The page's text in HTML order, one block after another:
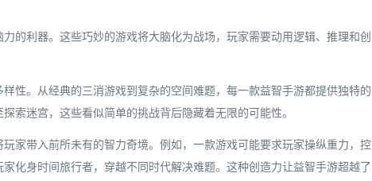
的利器。这些巧妙的游戏将大脑化为战场，玩家需要动用逻辑、推理和创
性。从经典的三消游戏到复杂的空间难题，每一款益智手游都提供独特的
索迷宫，这些看似简单的挑战背后隐藏着无限的可能性。
家带入前所未有的智力奇境。例如，一款游戏可能要求玩家操纵重力，控
化身时间旅行者，穿越不同时代解决难题。这种创造力让益智手游超越了